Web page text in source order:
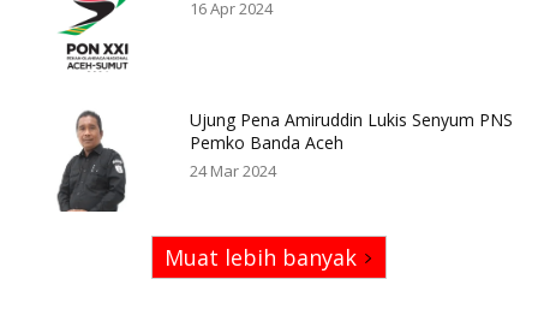
16 Apr 2024
Ujung Pena Amiruddin Lukis Senyum PNS
Pemko Banda Aceh
24 Mar 2024
Muat lebih banyak